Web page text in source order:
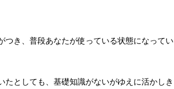
き、普段あなたが使っている状態になってい
としても、基礎知識がないがゆえに活かしき